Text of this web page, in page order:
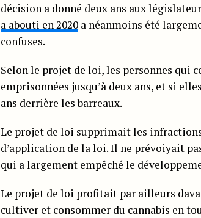
décision a donné deux ans aux
a abouti en 2020 a néanmoins été
confuses.
Selon le projet de loi, les personnes qui
emprisonnées jusqu’à deux ans, et si
ans derrière les barreaux.
Le projet de loi supprimait les
d’application de la loi. Il ne prévoiyait
qui a largement empêché le
Le projet de loi profitait par ailleurs
cultiver et consommer du cannabis en